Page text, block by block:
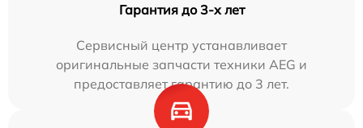
Гарантия до 3-х лет
Сервисный центр устанавливает
оригинальные запчасти техники AEG и
предоставляет гарантию до 3 лет.